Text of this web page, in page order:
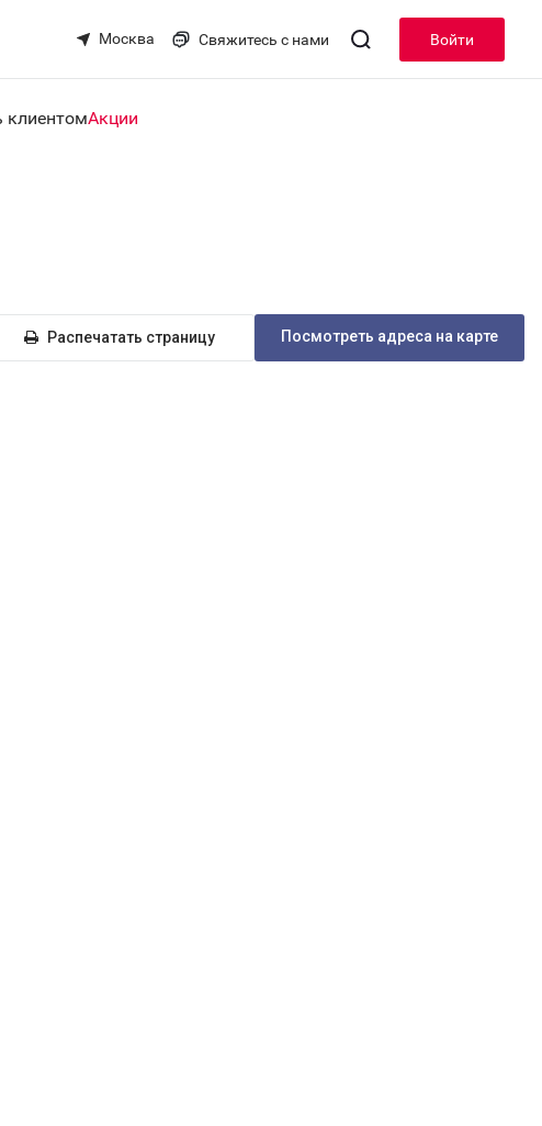
Москва Свяжитесь с нами Войти
клиентомАкции
Распечатать страницу Посмотреть адреса на карте